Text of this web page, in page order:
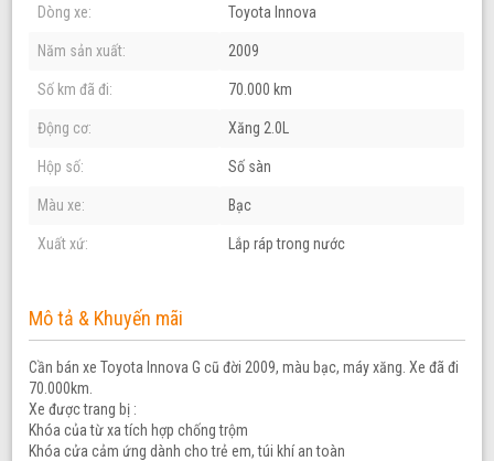
Dòng xe: Toyota Innova
Năm sản xuất: 2009
Số km đã đi: 70.000 km
Động cơ: Xăng 2.0L
Hộp số: Số sàn
Màu xe: Bạc
Xuất xứ: Lắp ráp trong nước
Mô tả & Khuyến mãi
Cần bán xe Toyota Innova G cũ đời 2009, màu bạc, máy xăng. Xe đã đi
70.000km.
Xe được trang bị :
Khóa của từ xa tích hợp chống trộm
Khóa cửa cảm ứng dành cho trẻ em, túi khí an toàn